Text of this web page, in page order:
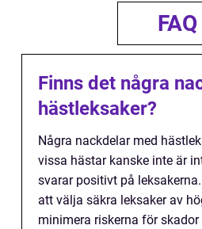
FAQ
Finns det några
hästleksaker?
Några nackdelar med
vissa hästar kanske inte är
svarar positivt på
att välja säkra leksaker av
minimera riskerna för skador